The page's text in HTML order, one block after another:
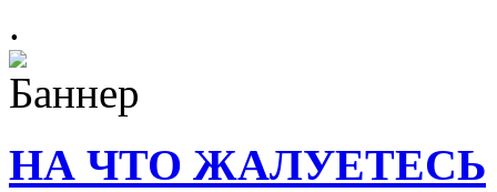
.
НА ЧТО ЖАЛУЕТЕСЬ